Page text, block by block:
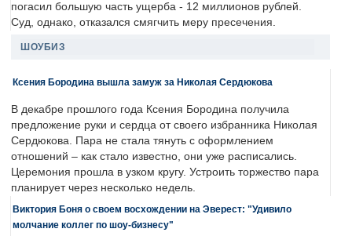
погасил большую часть ущерба - 12 миллионов рублей.
Суд, однако, отказался смягчить меру пресечения.
ШОУБИЗ
Ксения Бородина вышла замуж за Николая Сердюкова
В декабре прошлого года Ксения Бородина получила
предложение руки и сердца от своего избранника Николая
Сердюкова. Пара не стала тянуть с оформлением
отношений – как стало известно, они уже расписались.
Церемония прошла в узком кругу. Устроить торжество пара
планирует через несколько недель.
Виктория Боня о своем восхождении на Эверест: "Удивило
молчание коллег по шоу-бизнесу"